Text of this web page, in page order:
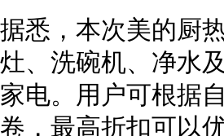
据悉，本次美的厨
灶、洗碗机、净水
家电。用户可根据
卷，最高折扣可以